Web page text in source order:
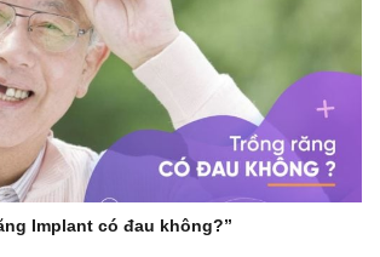
Implant có đau không?”